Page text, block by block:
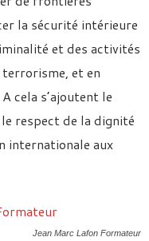
la sécurité intérieure
et des activités
et en
cela s’ajoutent le
respect de la dignité
internationale aux
Jean Marc Lafon Formateur